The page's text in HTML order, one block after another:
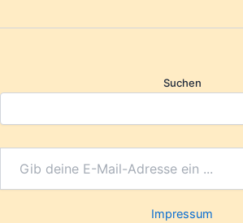
Suchen
Impressum